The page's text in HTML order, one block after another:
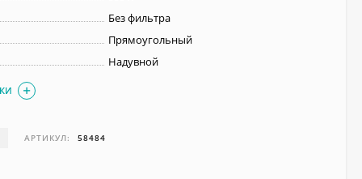
Без фильтра
Прямоугольный
Надувной
АРТИКУЛ: 58484